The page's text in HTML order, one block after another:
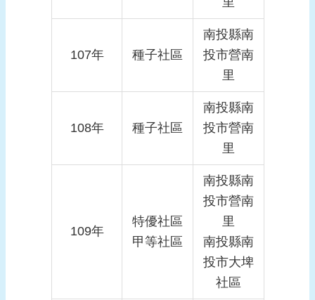
107年 種子社區
南投縣南
投市營南
里
108年 種子社區
南投縣南
投市營南
里
109年
特優社區
甲等社區
南投縣南
投市營南
里
南投縣南
投市大埤
社區